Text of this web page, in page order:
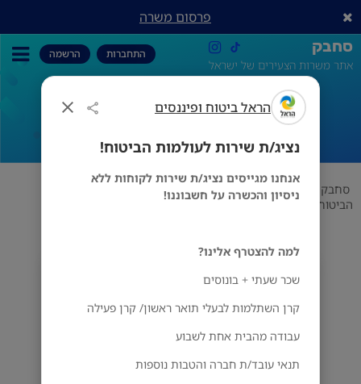
הראל ביטוח ופיננסים
נציג/ת שירות לעולמות הביטוח!
אנחנו מגייסים נציג/ת שירות לקוחות ללא
ניסיון והכשרה על חשבוננו!
למה להצטרף אלינו?
שכר שעתי + בונוסים
קרן השתלמות לבעלי תואר ראשון/ קרן פעילה
עבודה מהבית אחת לשבוע
תנאי עובד/ת חברה והטבות נוספות
פרסום משרה
סחבק
אתר משרות הצעירים של ישראל
התחברות הרשמה
נציג/ת שירות לעולמות הביטוח!
סחבק ביטוח הראל ביטוח ופיננסים
נציג/ת שירות לעולמות
הביטוח!
הראל ביטוח ופיננסים